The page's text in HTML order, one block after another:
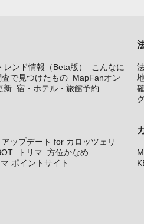
ンド情報（Beta版）
こんなに
で見つけたもの MapFanオン
新 宿・ホテル・旅館予約
アップデート for カロッツェリ
トリマ 方位かなめ
マ ポイントサイト